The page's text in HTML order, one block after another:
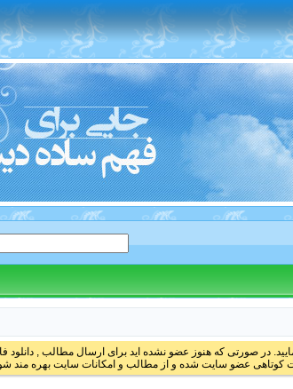
در صورتی که هنوز عضو نشده اید برای ارسال مطالب , دانلود
کوتاهی عضو سایت شده و از مطالب و امکانات سایت بهره مند